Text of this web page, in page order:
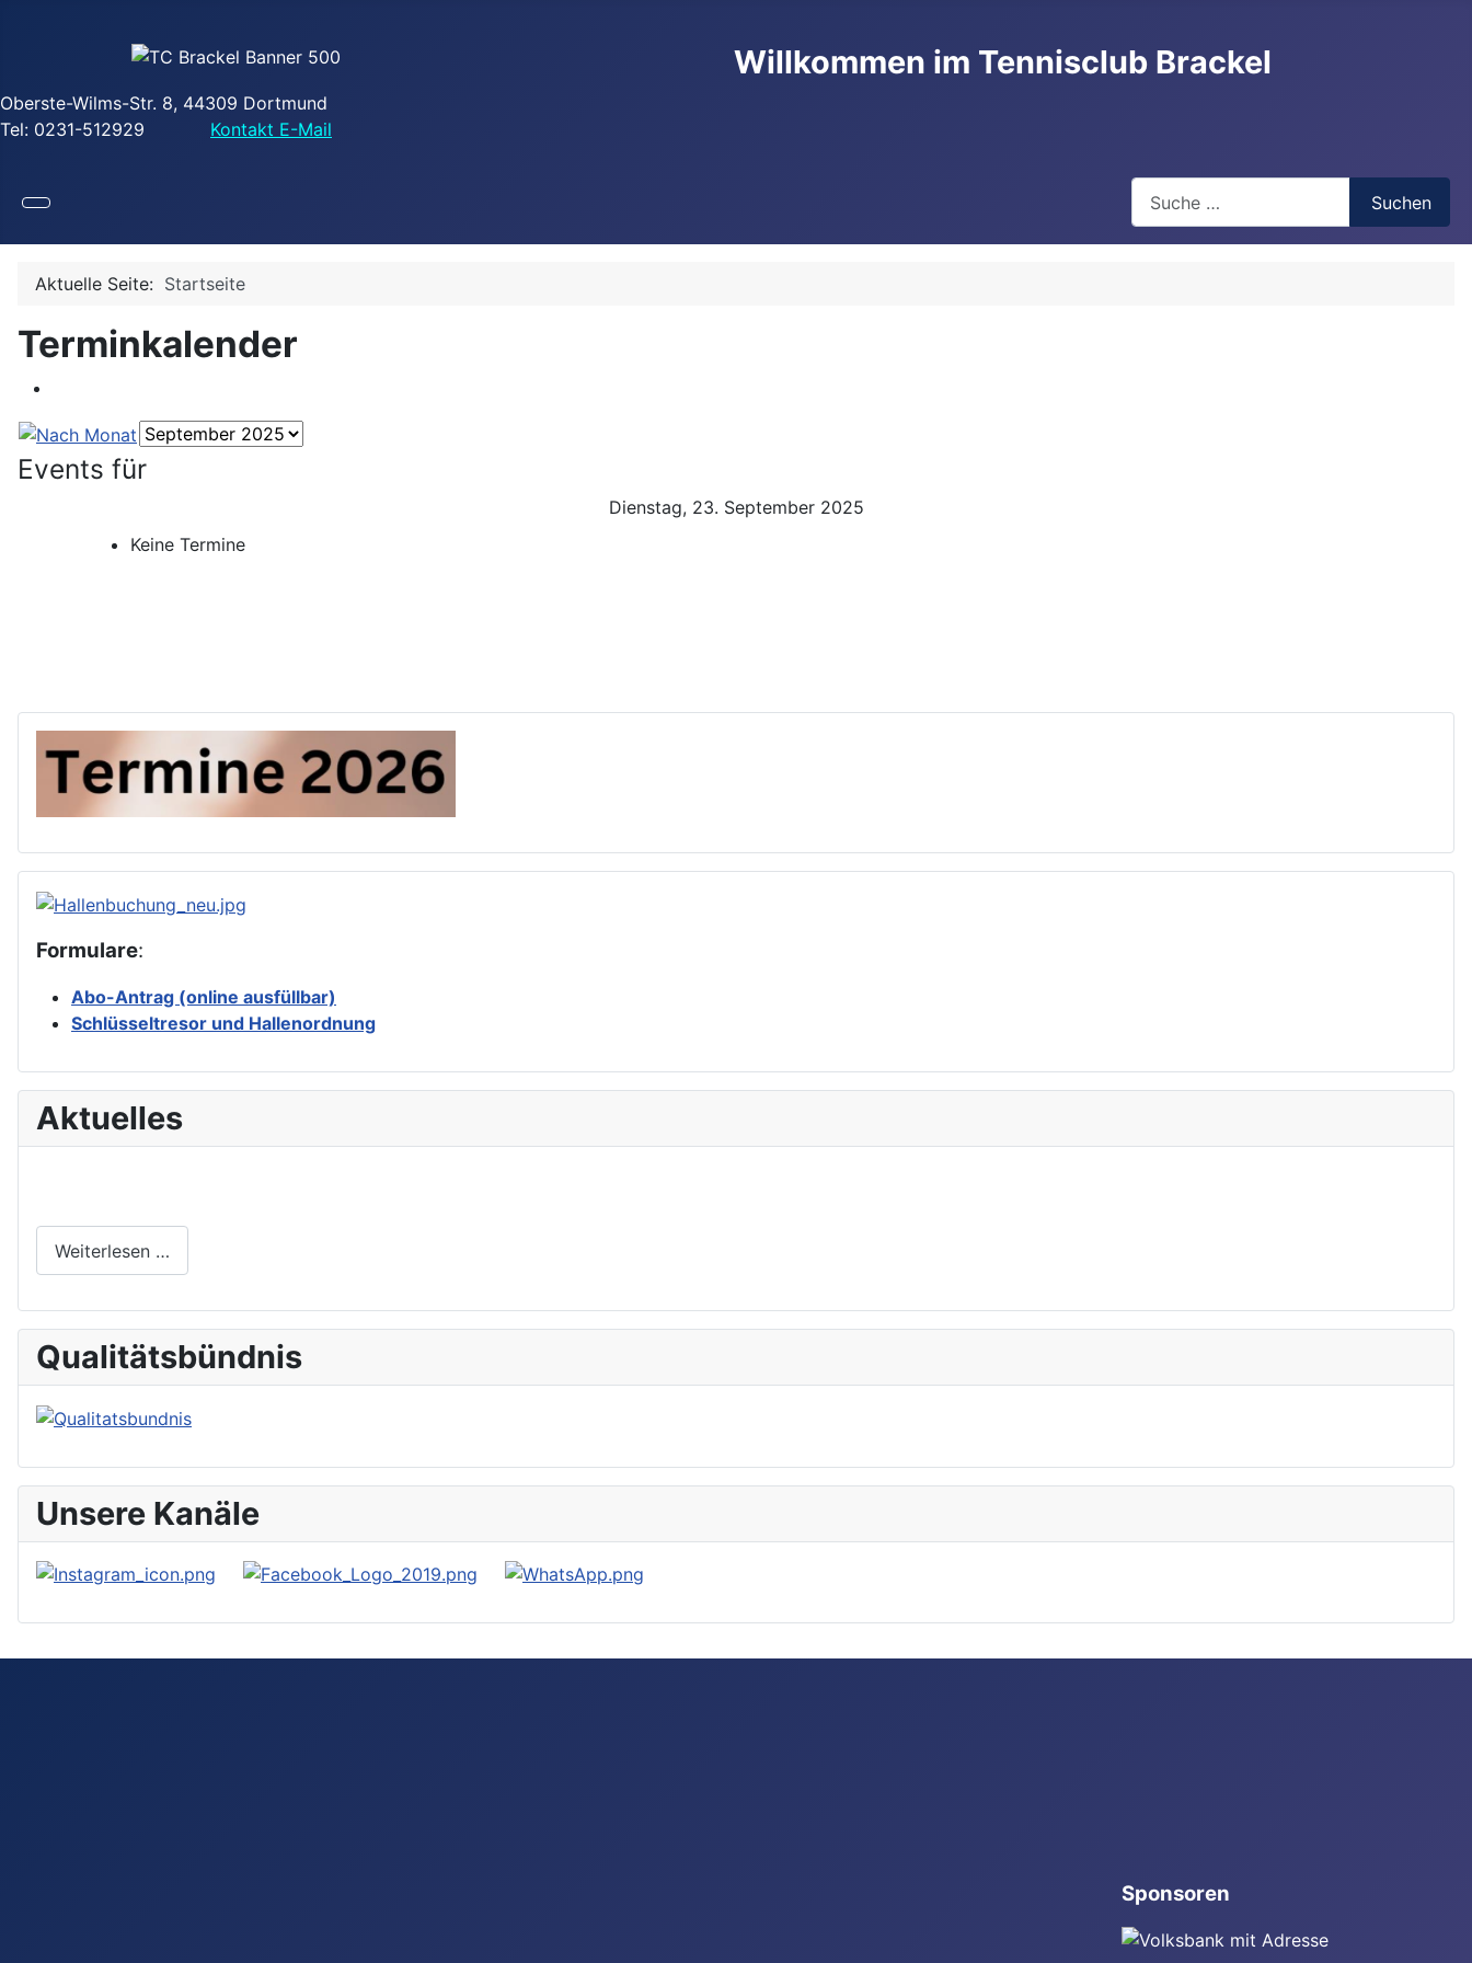
Willkommen im Tennisclub Brackel
Oberste-Wilms-Str. 8, 44309 Dortmund
Tel: 0231-512929
Kontakt E-Mail
Suchen
Aktuelle Seite: Startseite
Terminkalender
Events für
Dienstag, 23. September 2025
Keine Termine
Formulare:
Abo-Antrag (online ausfüllbar)
Schlüsseltresor und Hallenordnung
Aktuelles
Weiterlesen …
Qualitätsbündnis
Unsere Kanäle
Sponsoren